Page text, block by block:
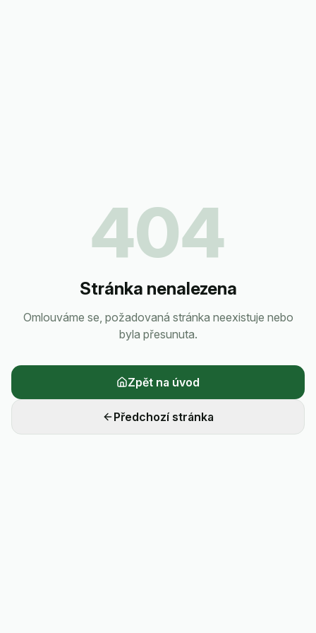
404
Stránka nenalezena
Omlouváme se, požadovaná stránka neexistuje nebo
byla přesunuta.
Zpět na úvod
Předchozí stránka